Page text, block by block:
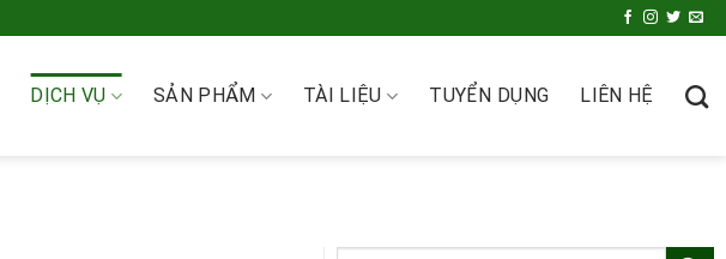
DỊCH VỤ SẢN PHẨM TÀI LIỆU TUYỂN DỤNG LIÊN HỆ